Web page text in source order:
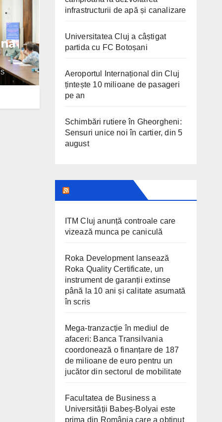
infrastructurii de apă și canalizare
Universitatea Cluj a câștigat
partida cu FC Botoșani
Aeroportul Internațional din Cluj
țintește 10 milioane de pasageri
pe an
Schimbări rutiere în Gheorgheni:
Sensuri unice noi în cartier, din 5
august
ITM Cluj anunță controale care
vizează munca pe caniculă
Roka Development lansează
Roka Quality Certificate, un
instrument de garanții extinse
până la 10 ani și calitate asumată
în scris
Mega-tranzacție în mediul de
afaceri: Banca Transilvania
coordonează o finanțare de 187
de milioane de euro pentru un
jucător din sectorul de mobilitate
Facultatea de Business a
Universității Babeș-Bolyai este
prima din România care a obținut